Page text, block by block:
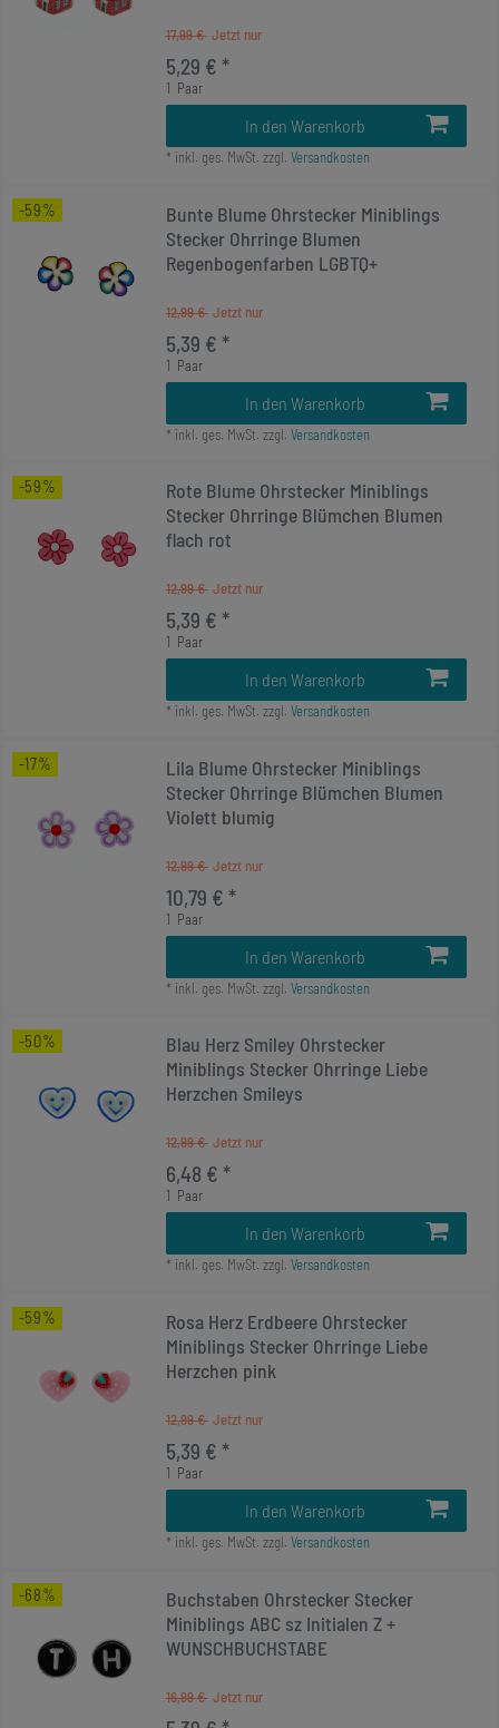
17,99 €
5,29 € *
1 Paar
In den Warenkorb
* inkl. ges. MwSt. zzgl. Versandkosten
-59%
Bunte Blume Ohrstecker Miniblings
Stecker Ohrringe Blumen
Regenbogenfarben LGBTQ+
12,99 €
5,39 € *
1 Paar
In den Warenkorb
* inkl. ges. MwSt. zzgl. Versandkosten
-59%
Rote Blume Ohrstecker Miniblings
Stecker Ohrringe Blümchen Blumen
flach rot
12,99 €
5,39 € *
1 Paar
In den Warenkorb
* inkl. ges. MwSt. zzgl. Versandkosten
-17%
Lila Blume Ohrstecker Miniblings
Stecker Ohrringe Blümchen Blumen
Violett blumig
12,99 €
10,79 € *
1 Paar
In den Warenkorb
* inkl. ges. MwSt. zzgl. Versandkosten
-50%
Blau Herz Smiley Ohrstecker
Miniblings Stecker Ohrringe Liebe
Herzchen Smileys
12,99 €
6,48 € *
1 Paar
In den Warenkorb
* inkl. ges. MwSt. zzgl. Versandkosten
-59%
Rosa Herz Erdbeere Ohrstecker
Miniblings Stecker Ohrringe Liebe
Herzchen pink
12,99 €
5,39 € *
1 Paar
In den Warenkorb
* inkl. ges. MwSt. zzgl. Versandkosten
-68%
Buchstaben Ohrstecker Stecker
Miniblings ABC sz Initialen Z +
WUNSCHBUCHSTABE
16,99 €